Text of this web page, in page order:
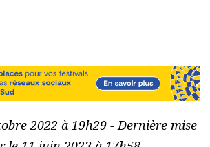
2022 à 19h29 - Dernière mise